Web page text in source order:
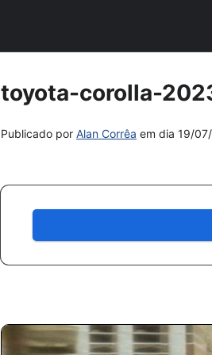
toyota-corolla-
Publicado por Alan Corrêa em dia 19/